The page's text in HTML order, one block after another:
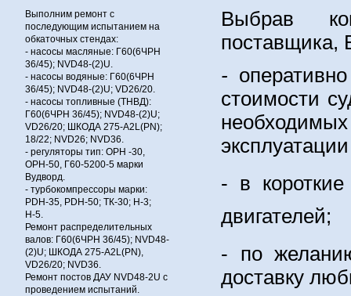
Выполним ремонт с
последующим испытанием на
обкаточных стендах:
- насосы масляные: Г60(6ЧРН
36/45); NVD48-(2)U.
- насосы водяные: Г60(6ЧРН
36/45); NVD48-(2)U; VD26/20.
- насосы топливные (ТНВД):
Г60(6ЧРН 36/45); NVD48-(2)U;
VD26/20; ШКОДА 275-A2L(PN);
18/22; NVD26; NVD36.
- регуляторы тип: ОРН -30,
ОРН-50, Г60-5200-5 марки
Вудворд.
- турбокомпрессоры марки:
PDH-35, PDH-50; ТК-30; Н-3;
Н-5.
Ремонт распределительных
валов: Г60(6ЧРН 36/45); NVD48-
(2)U; ШКОДА 275-A2L(PN),
VD26/20; NVD36.
Ремонт постов ДАУ NVD48-2U с
проведением испытаний.
Выбрав
поставщика,
-
стоимости
- в
двигателей;
- по
доставку